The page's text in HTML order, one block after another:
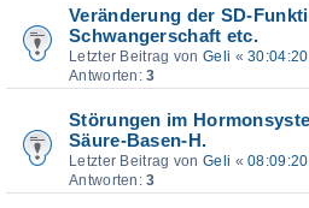
Veränderung der SD-
Schwangerschaft etc.
Letzter Beitrag von Geli «
Antworten:3
Störungen im
Säure-Basen-H.
Letzter Beitrag von Geli «
Antworten:3